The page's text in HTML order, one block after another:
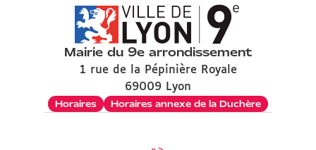
Mairie du 9e arrondissement
1 rue de la Pépinière Royale
69009 Lyon
Horaires
Horaires annexe de la Duchère